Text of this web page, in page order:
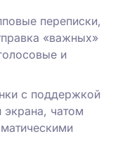
переписки,
«важных»
и
с поддержкой
экрана, чатом